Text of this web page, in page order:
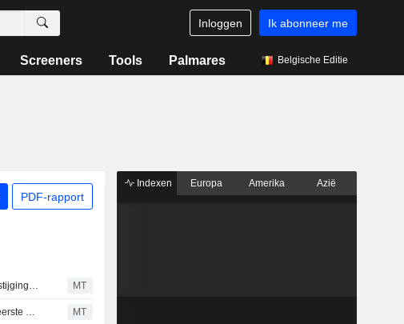
Inloggen Ik abonneer me
Screeners Tools Palmares Belgische Editie
PDF-rapport
Rockchip Electronics verwacht tot 71 % winststijging in eerste halfjaar; aandeel schiet 10 % omhoog MT
Winst Rockchip Electronics stijgt met 57% in eerste kwartaal, omzet neemt met 36% toe; aandeel wint 3% MT
Indexen Europa Amerika Azië